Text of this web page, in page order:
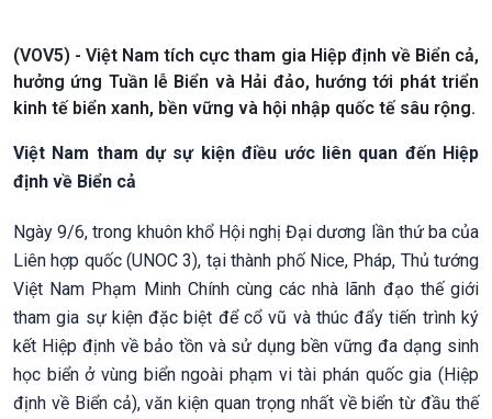
(VOV5) - Việt Nam tích cực tham gia Hiệp định về Biển cả,
hưởng ứng Tuần lễ Biển và Hải đảo, hướng tới phát triển
kinh tế biển xanh, bền vững và hội nhập quốc tế sâu rộng.
Việt Nam tham dự sự kiện điều ước liên quan đến Hiệp
định về Biển cả
Ngày 9/6, trong khuôn khổ Hội nghị Đại dương lần thứ ba của
Liên hợp quốc (UNOC 3), tại thành phố Nice, Pháp, Thủ tướng
Việt Nam Phạm Minh Chính cùng các nhà lãnh đạo thế giới
tham gia sự kiện đặc biệt để cổ vũ và thúc đẩy tiến trình ký
kết Hiệp định về bảo tồn và sử dụng bền vững đa dạng sinh
học biển ở vùng biển ngoài phạm vi tài phán quốc gia (Hiệp
định về Biển cả), văn kiện quan trọng nhất về biển từ đầu thế